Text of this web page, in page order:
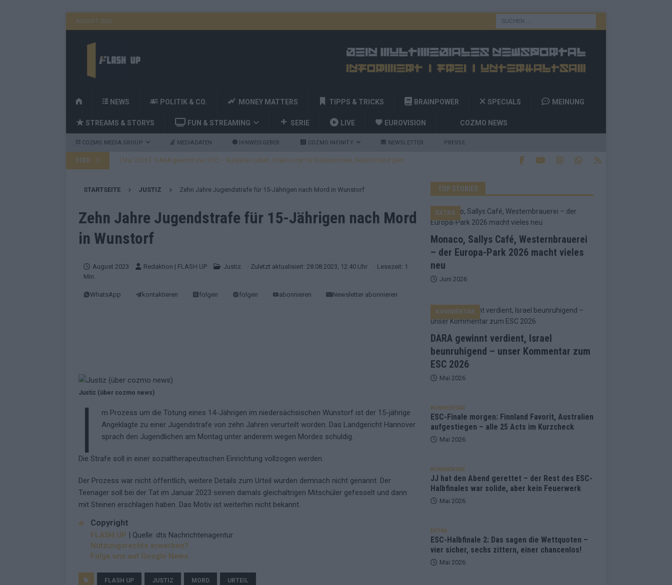
AUGUST 2026
H
M
E
NEWS POLITIK & CO. MONEY MATTERS TIPPS & TRICKS BRAINPOWER SPECIALS MEINUNG
STREAMS & STORYS FUN & STREAMING SERIE LIVE EUROVISION COZMO NEWS
COZMO MEDIA GROUP MEDIADATEN HINWEISGEBER COZMO INFINITY NEWSLETTER PRESSE
FEED [ Mai 2026 ] DARA gewinnt den ESC – Bulgarien jubelt, Israel sorgt für Diskussionen, Deutschland geht
[ Mai 2026 ] JJ, Lordi, Verka Serduchka und Billy Joel – das ESC-Finale wird eine Party
[ Mai 2026 ] ESC-Finale heute Abend – Startreihenfolge steht, Deutschland singt als Zweites!
[ Mai 2026 ]
KOMMENTAR
EUROVISION
EXTRA
[ Juni 2026 ]
[ Mai 2026 ] DARA gewinnt verdient, Israel beunruhigend – unser Kommentar zum ESC 2026
KOMMENTAR
STARTSEITE JUSTIZ Zehn Jahre Jugendstrafe für 15-Jährigen nach Mord in Wunstorf
Zehn Jahre Jugendstrafe für 15-Jährigen nach Mord
in Wunstorf
August 2023 Redaktion | FLASH UP Justiz · Zuletzt aktualisiert: 28.08.2023, 12:40 Uhr
· Lesezeit: 1
Min.
WhatsApp kontaktieren folgen folgen abonnieren Newsletter abonnieren
Justiz (über cozmo news)
I
m Prozess um die Tötung eines 14-Jährigen im niedersächsischen Wunstorf ist der 15-jährige
Angeklagte zu einer Jugendstrafe von zehn Jahren verurteilt worden. Das Landgericht Hannover
sprach den Jugendlichen am Montag unter anderem wegen Mordes schuldig.
Die Strafe soll in einer sozialtherapeutischen Einrichtung vollzogen werden.
Der Prozess war nicht öffentlich, weitere Details zum Urteil wurden demnach nicht genannt. Der
Teenager soll bei der Tat im Januar 2023 seinen damals gleichaltrigen Mitschüler gefesselt und dann
mit Steinen erschlagen haben. Das Motiv ist weiterhin nicht bekannt.
Copyright
FLASH UP | Quelle: dts Nachrichtenagentur
Nutzungsrechte erwerben?
Folge uns auf Google News
FLASH UP JUSTIZ MORD URTEIL
TOP STORIES
Monaco, Sallys Café, Westernbrauerei
– der Europa-Park 2026 macht vieles
neu
EXTRA
Juni 2026
DARA gewinnt verdient, Israel
beunruhigend – unser Kommentar zum
ESC 2026
KOMMENTAR
Mai 2026
KOMMENTAR
ESC-Finale morgen: Finnland Favorit, Australien
aufgestiegen – alle 25 Acts im Kurzcheck
Mai 2026
KOMMENTAR
JJ hat den Abend gerettet – der Rest des ESC-
Halbfinales war solide, aber kein Feuerwerk
Mai 2026
EXTRA
ESC-Halbfinale 2: Das sagen die Wettquoten –
vier sicher, sechs zittern, einer chancenlos!
Mai 2026